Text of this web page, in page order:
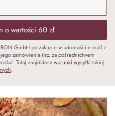
o wartości 60 zł
GmbH po zakupie wiadomości e mail z
zamówienia (np. za pośrednictwem
Tutaj znajdzieszwarunki wysyłki takiej
.